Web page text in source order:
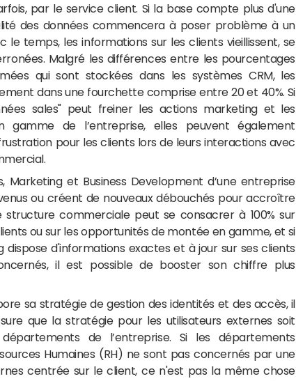
par le service client. Si la base compte plus d'une
des données commencera à poser problème à un
le temps, les informations sur les clients vieillissent, se
Malgré les différences entre les pourcentages
qui sont stockées dans les systèmes CRM, les
dans une fourchette comprise entre 20 et 40%. Si
sales" peut freiner les actions marketing et les
gamme de l’entreprise, elles peuvent également
pour les clients lors de leurs interactions avec
Marketing et Business Development d’une entreprise
ou créent de nouveaux débouchés pour accroître
structure commerciale peut se consacrer à 100% sur
ou sur les opportunités de montée en gamme, et si
dispose d'informations exactes et à jour sur ses clients
il est possible de booster son chiffre plus
sa stratégie de gestion des identités et des accès, il
que la stratégie pour les utilisateurs externes soit
de l’entreprise. Si les départements
Humaines (RH) ne sont pas concernés par une
centrée sur le client, ce n'est pas la même chose